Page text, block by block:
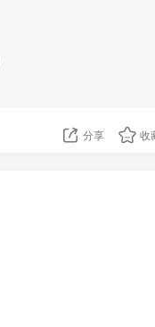
分享 收